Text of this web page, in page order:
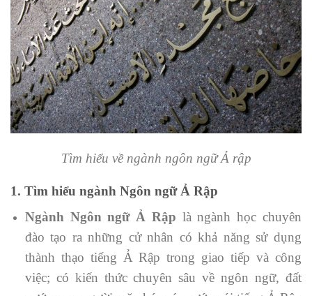
Tìm hiểu về ngành ngôn ngữ Ả rập
1. Tìm hiểu ngành Ngôn ngữ Ả Rập
Ngành Ngôn ngữ Ả Rập là ngành học chuyên
đào tạo ra những cử nhân có khả năng sử dụng
thành thạo tiếng Ả Rập trong giao tiếp và công
việc; có kiến thức chuyên sâu về ngôn ngữ, đất